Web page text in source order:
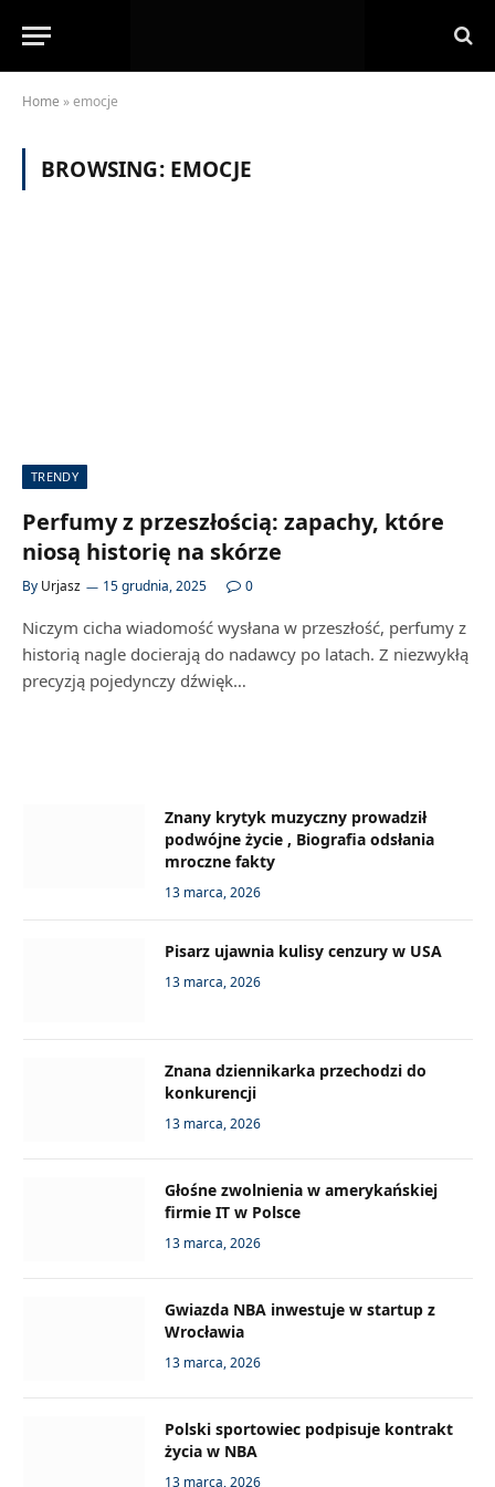
Home »emocje
BROWSING: EMOCJE
TRENDY
Perfumy z przeszłością: zapachy, które
niosą historię na skórze
By Urjasz 15 grudnia, 2025 0
Niczym cicha wiadomość wysłana w przeszłość, perfumy z
historią nagle docierają do nadawcy po latach. Z niezwykłą
precyzją pojedynczy dźwięk…
Znany krytyk muzyczny prowadził
podwójne życie , Biografia odsłania
mroczne fakty
13 marca, 2026
Pisarz ujawnia kulisy cenzury w USA
13 marca, 2026
Znana dziennikarka przechodzi do
konkurencji
13 marca, 2026
Głośne zwolnienia w amerykańskiej
firmie IT w Polsce
13 marca, 2026
Gwiazda NBA inwestuje w startup z
Wrocławia
13 marca, 2026
Polski sportowiec podpisuje kontrakt
życia w NBA
13 marca, 2026